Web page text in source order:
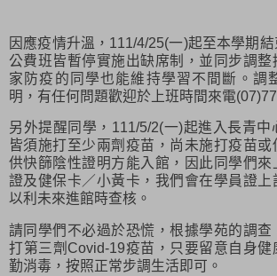
因應疫情升溫，111/4/25(一)起至本學期
公費班皆暫停實施出缺席制，並同步調整
家防疫的同學也能維持學習不間斷。調
明，有任何問題歡迎於上班時間來電
另外提醒同學，111/5/2(一)起進入長青中
皆須施打至少兩劑疫苗，尚未施打疫苗或
供快篩陰性證明方能入館，因此同學們來
證及健保卡／小黃卡，我們會在學員證上
以利未來進館時查核。
請同學們不必過於恐慌，根據學苑的調查
打第三劑Covid-19疫苗，只要留意自身健
勤消毒，按照正常步調生活即可。